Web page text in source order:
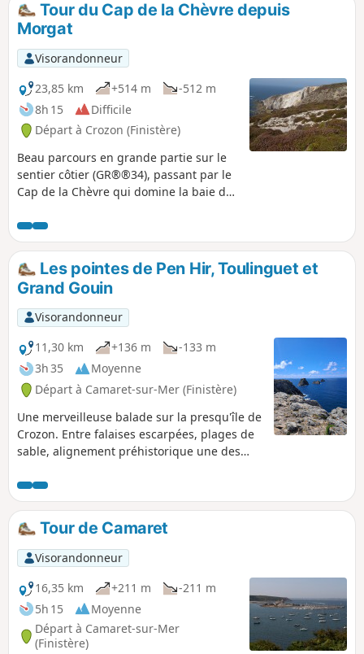
Tour du Cap de la Chèvre depuis
Morgat
Visorandonneur
23,85 km
+514 m
-512 m
8h 15
Difficile
Départ à Crozon (Finistère)
Beau parcours en grande partie sur le
sentier côtier (GR®®34), passant par le
Cap de la Chèvre qui domine la baie de
sentier côtier a été dévié par précaution
et ne correspond plus tout à fait au
tracé de la randonnée. Bien respecter
ces déviations sur place.
Les pointes de Pen Hir, Toulinguet et
Grand Gouin
Visorandonneur
11,30 km
+136 m
-133 m
3h 35
Moyenne
Départ à Camaret-sur-Mer (Finistère)
Une merveilleuse balade sur la presqu'île de
Crozon. Entre falaises escarpées, plages de
sable, alignement préhistorique une des
Tour de Camaret
Visorandonneur
16,35 km
+211 m
-211 m
5h 15
Moyenne
Départ à Camaret-sur-Mer
(Finistère)